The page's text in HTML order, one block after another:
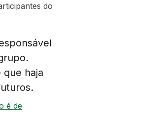
do
haja
é de